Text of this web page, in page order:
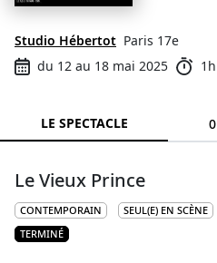
Studio Hébertot Paris 17e
du 12 au 18 mai 2025
1h
LE SPECTACLE
Le Vieux Prince
CONTEMPORAIN SEUL(E) EN SCÈNE
TERMINÉ